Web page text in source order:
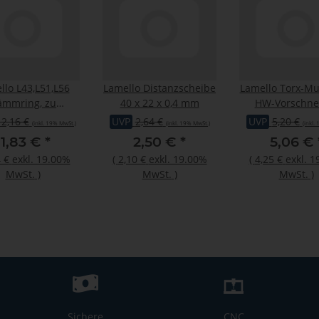
L43,L51,L56
zu
L51/L56
€ (inkl. 19% MwSt.)
€ *
€ exkl. 19.00%
MwSt. )
Lamello Distanzscheibe
40 x 22 x 0,4 mm
UVP 2,64 € (inkl. 19% MwSt.)
2,50 € *
( 2,10 € exkl. 19.00%
MwSt. )
Lamello Torx-
HW-
14x14x1.2
UVP 5,20 € (inkl.
5,06 €
( 4,25 € exkl.
MwSt. )